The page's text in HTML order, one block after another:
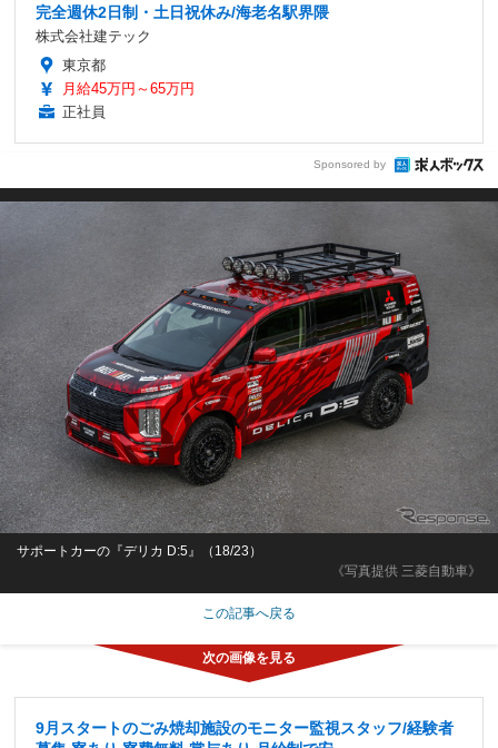
完全週休2日制・土日祝休み/海老名駅界隈
株式会社建テック
東京都
月給45万円～65万円
正社員
Sponsored by
《写真提供 三菱自動車》
サポートカーの『デリカ D:5』（18/23）
この記事へ戻る
9月スタートのごみ焼却施設のモニター監視スタッフ/経験者